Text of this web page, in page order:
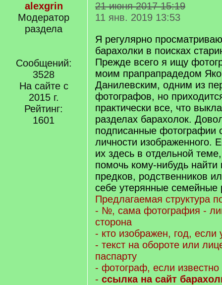
alexgrin
Модератор
раздела
Сообщений:
3528
На сайте с
2015 г.
Рейтинг:
1601
21 июня 2017 15:19
11 янв. 2019 13:53
Я регулярно
барахолки в поисках
Прежде всего я ищу
моим прапрапрадедом
Данилевским, одним из
фотографов, но
практически все, что
разделах барахолок.
подписанные фотографии
личности изображенного.
их здесь в отдельной
помочь кому-нибудь найти
предков, родственников
себе утерянные семейные
Предлагаемая структура
- №, сама фотография -
сторона
- кто изображен, год, если
- текст на обороте или
паспарту
- фотограф, если известно
- ссылка на сайт